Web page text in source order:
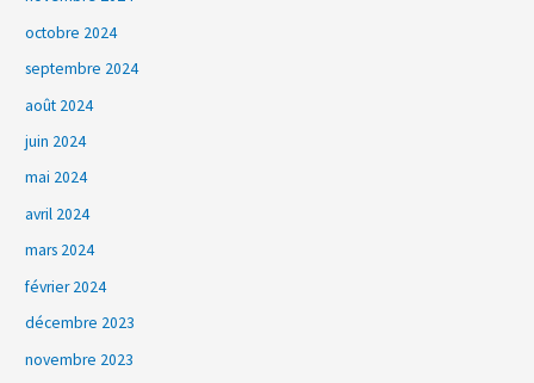
octobre 2024
septembre 2024
août 2024
juin 2024
mai 2024
avril 2024
mars 2024
février 2024
décembre 2023
novembre 2023